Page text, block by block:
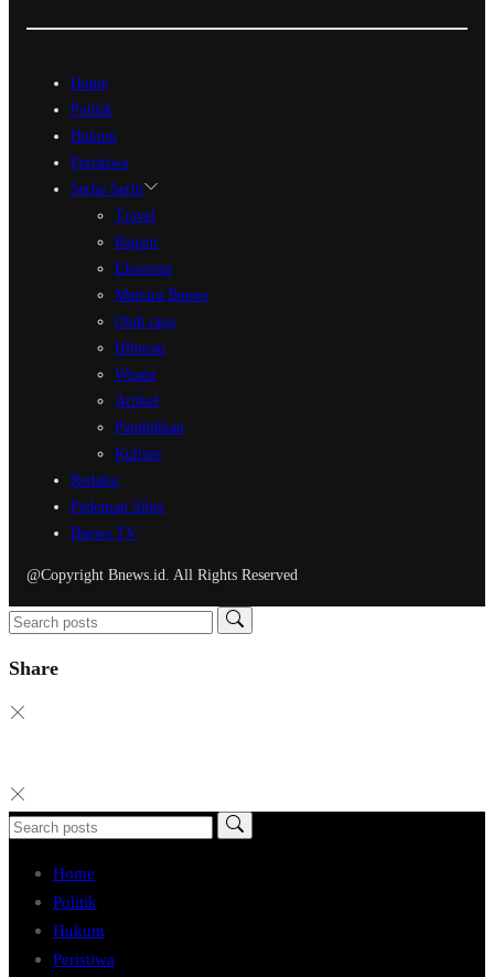
Home
Politik
Hukum
Peristiwa
Serba Serbi
Travel
Ragam
Ekonomi
Mutiara Bnews
Olah raga
Hiburan
Wisata
Artikel
Pendidikan
Kuliner
Redaksi
Pedoman Siber
Bnews TV
@Copyright Bnews.id. All Rights Reserved
Share
Home
Politik
Hukum
Peristiwa